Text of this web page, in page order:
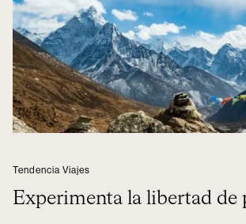
Tendencia Viajes
Experimenta la libertad de